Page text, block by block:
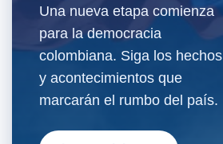
Una nueva etapa comienza
para la democracia
colombiana. Siga los hechos
y acontecimientos que
marcarán el rumbo del país.